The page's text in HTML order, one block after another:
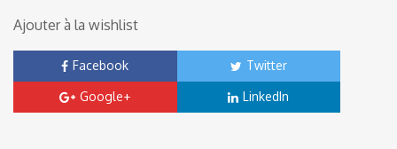
Ajouter à la wishlist
Facebook Twitter
Google+ LinkedIn